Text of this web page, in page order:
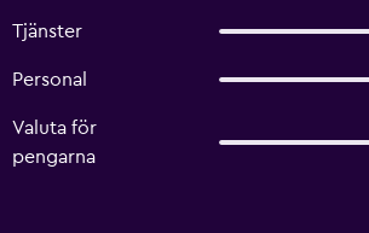
Tjänster
Personal
Valuta för
pengarna